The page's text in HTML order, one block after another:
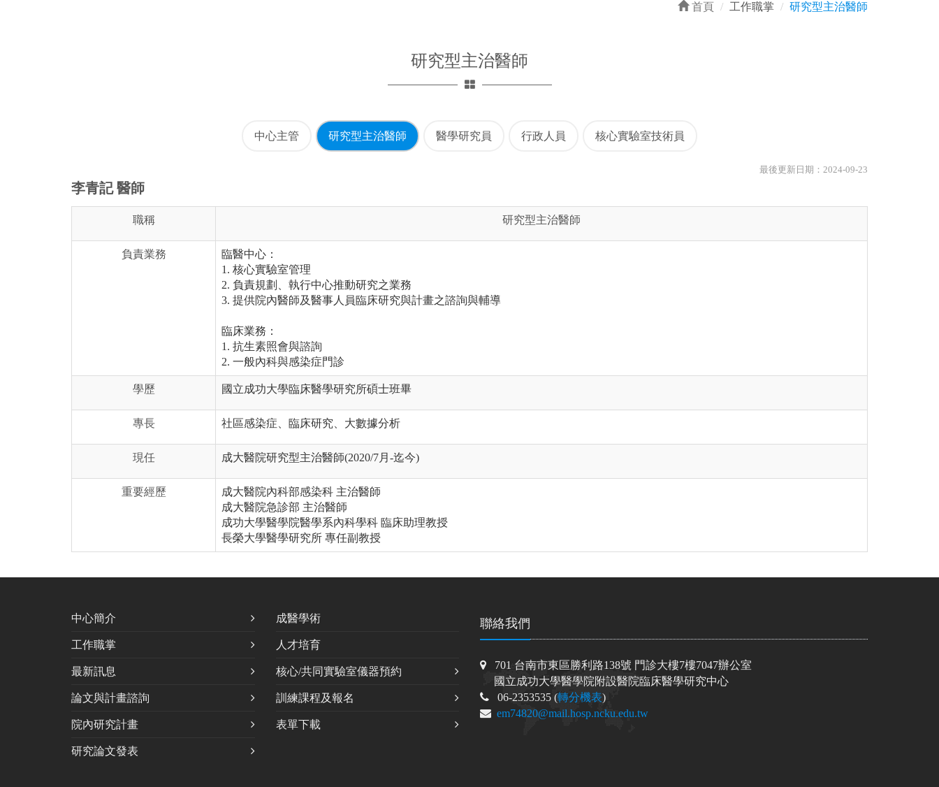
首頁 工作職掌 研究型主治醫師
研究型主治醫師
中心主管 研究型主治醫師 醫學研究員 行政人員 核心實驗室技術員
最後更新日期：2024-09-23
李青記 醫師
職稱 研究型主治醫師
負責業務
臨醫中心：
1. 核心實驗室管理
2. 負責規劃、執行中心推動研究之業務
3. 提供院內醫師及醫事人員臨床研究與計畫之諮詢與輔導
臨床業務：
1. 抗生素照會與諮詢
2. 一般內科與感染症門診
學歷 國立成功大學臨床醫學研究所碩士班畢
專長 社區感染症、臨床研究、大數據分析
現任 成大醫院研究型主治醫師(2020/7月-迄今)
重要經歷
成大醫院內科部感染科 主治醫師
成大醫院急診部 主治醫師
成功大學醫學院醫學系內科學科 臨床助理教授
長榮大學醫學研究所 專任副教授
中心簡介
工作職掌
最新訊息
論文與計畫諮詢
院內研究計畫
研究論文發表
成醫學術
人才培育
核心/共同實驗室儀器預約
訓練課程及報名
表單下載
聯絡我們
701 台南市東區勝利路138號 門診大樓7樓7047辦公室
國立成功大學醫學院附設醫院臨床醫學研究中心
06-2353535 (轉分機表)
em74820@mail.hosp.ncku.edu.tw